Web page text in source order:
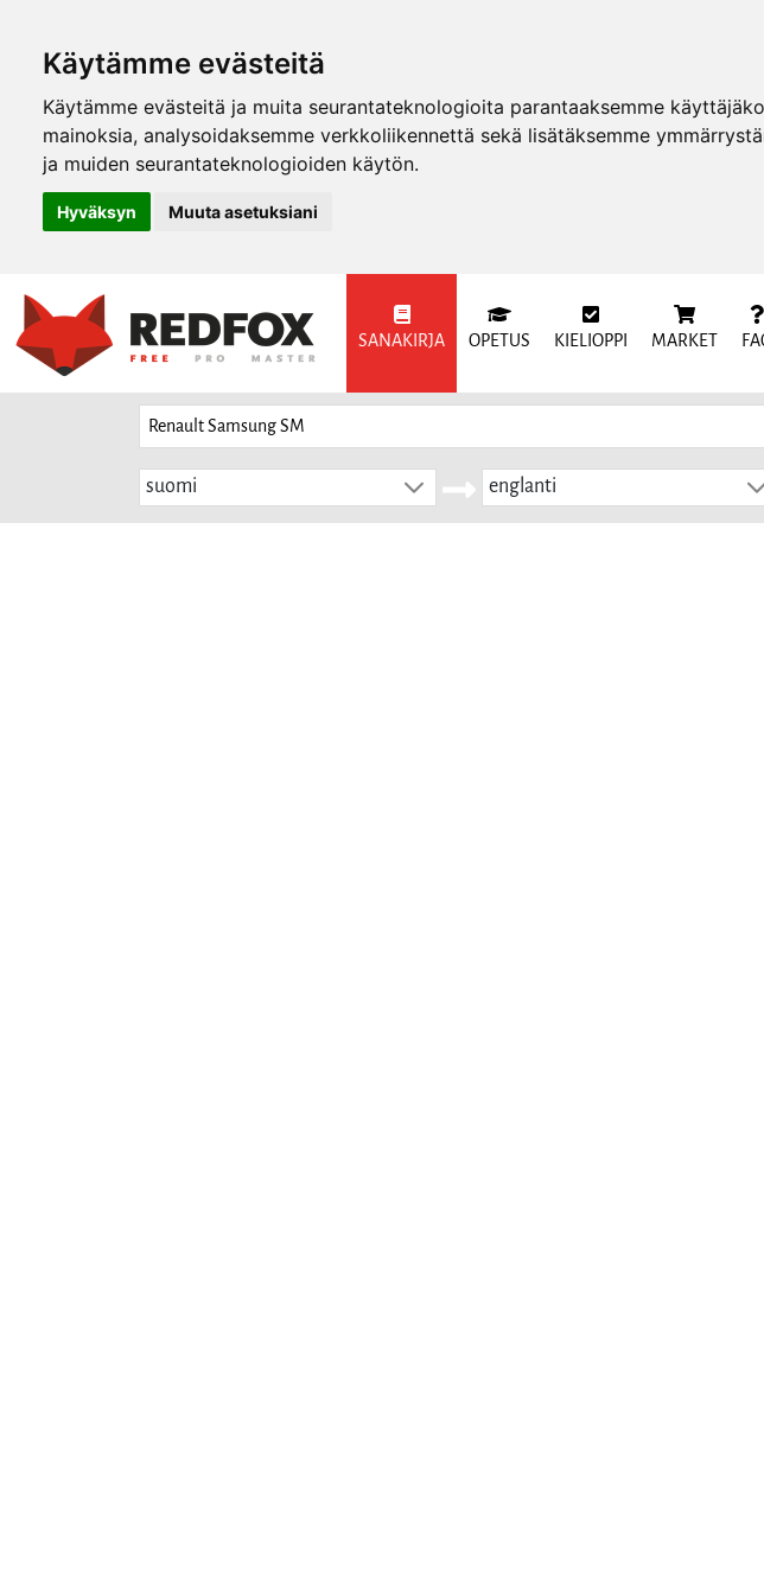
Käytämme evästeitä
Käytämme evästeitä ja muita seurantateknologioita parantaaksemme
mainoksia, analysoidaksemme verkkoliikennettä sekä lisätäksemme
ja muiden seurantateknologioiden käytön.
Hyväksyn Muuta asetuksiani
SANAKIRJA OPETUS KIELIOPPI MARKET
suomi englanti